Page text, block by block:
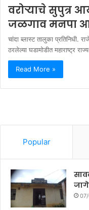
वरोऱ्याचे सुपुत्र
जळगाव मनपा
चांदा ब्लास्ट तालुका प्रतिनिधी.
ठरलेल्या घडामोडीत महाराष्ट्र
Read More »
Popular